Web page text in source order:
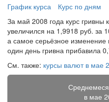
График курса
Курс по дням
За май 2008 года курс гривны
увеличился на 1,9918 руб. за
а самое серьёзное
один день гривна прибавила
См. также: курсы валют в мае
в мае